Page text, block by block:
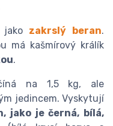
zakrslý beran.
má kašmírový králík
.
na 1,5 kg, ale
jedincem. Vyskytují
jako je černá, bílá,